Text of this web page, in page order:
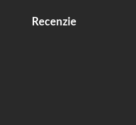
recenzie